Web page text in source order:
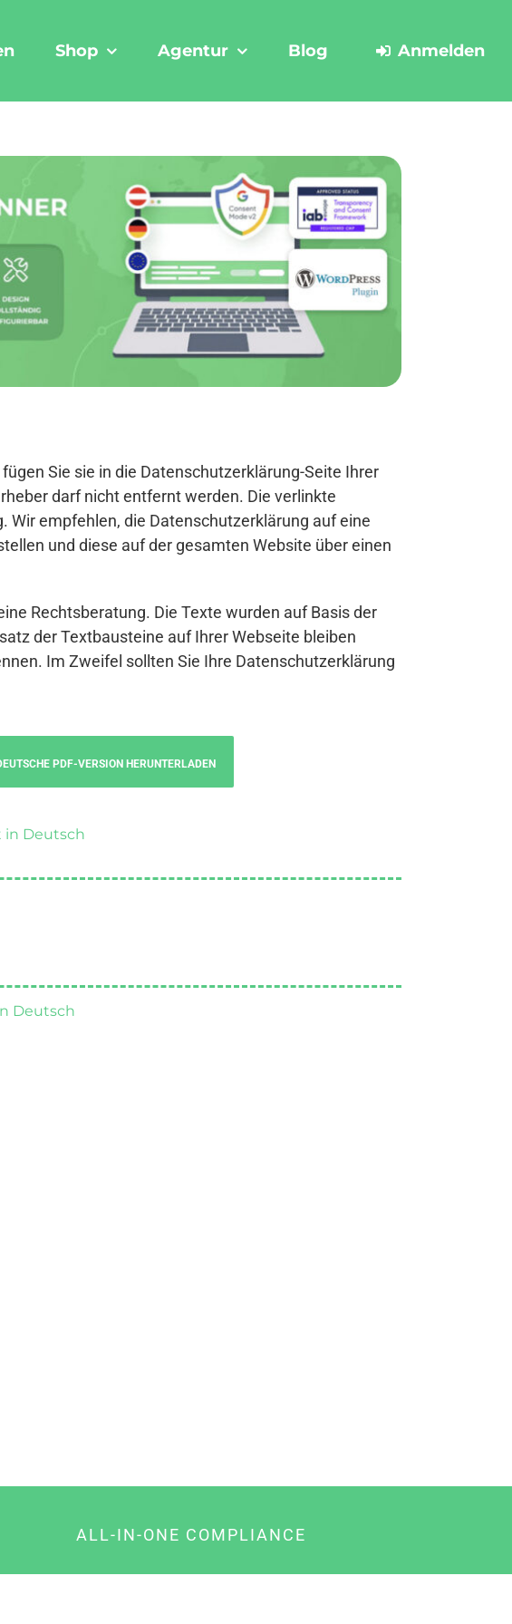
Shop Agentur Blog Anmelden
Sie sie in die Datenschutzerklärung-Seite Ihrer
darf nicht entfernt werden. Die verlinkte
Wir empfehlen, die Datenschutzerklärung auf eine
und diese auf der gesamten Website über einen
Rechtsberatung. Die Texte wurden auf Basis der
der Textbausteine auf Ihrer Webseite bleiben
Im Zweifel sollten Sie Ihre Datenschutzerklärung
PDF-VERSION HERUNTERLADEN
in Deutsch
Deutsch
ALL-IN-ONE COMPLIANCE